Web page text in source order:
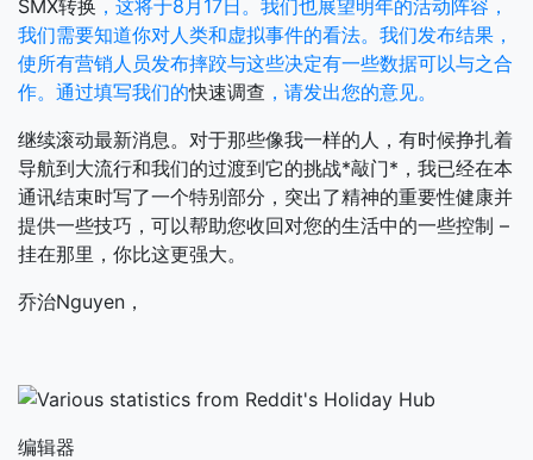
SMX转换 ，这将于8月17日。我们也展望明年的活动阵容，
我们需要知道你对人类和虚拟事件的看法。我们发布结果，
使所有营销人员发布摔跤与这些决定有一些数据可以与之合
作。通过填写我们的快速调查 ，请发出您的意见。
继续滚动最新消息。对于那些像我一样的人，有时候挣扎着
导航到大流行和我们的过渡到它的挑战*敲门*，我已经在本
通讯结束时写了一个特别部分，突出了精神的重要性健康并
提供一些技巧，可以帮助您收回对您的生活中的一些控制 –
挂在那里，你比这更强大。
乔治Nguyen，
编辑器